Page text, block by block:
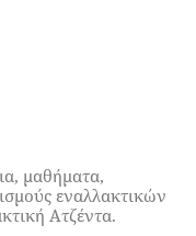
μαθήματα,
εναλλακτικών
Ατζέντα.